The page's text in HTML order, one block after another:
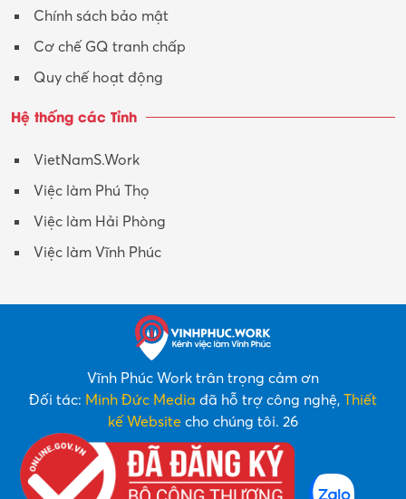
Y tế-Dược
Chính sách bảo mật
Cơ chế GQ tranh chấp
Quy chế hoạt động
Hệ thống các Tỉnh
VietNamS.Work
Việc làm Phú Thọ
Việc làm Hải Phòng
Việc làm Vĩnh Phúc
Vĩnh Phúc Work trân trọng cảm ơn
Đối tác: Minh Đức Media đã hỗ trợ công nghệ, Thiết
kế Website cho chúng tôi. 26